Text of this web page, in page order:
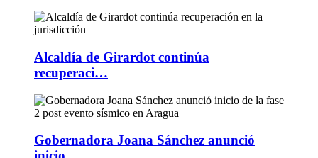
Alcaldía de Girardot continúa
recuperaci…
Gobernadora Joana Sánchez anunció